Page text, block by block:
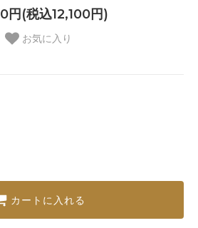
円(税込12,100円)
お気に入り
カートに入れる